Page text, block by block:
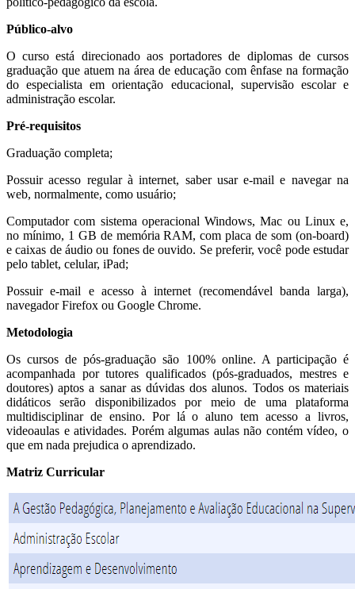
Público-alvo
O curso está direcionado aos portadores de diplomas de cursos
graduação que atuem na área de educação com ênfase na formação
do especialista em orientação educacional, supervisão escolar e
administração escolar.
Pré-requisitos
Graduação completa;
Possuir acesso regular à internet, saber usar e-mail e navegar na
web, normalmente, como usuário;
Computador com sistema operacional Windows, Mac ou Linux e,
no mínimo, 1 GB de memória RAM, com placa de som (on-board)
e caixas de áudio ou fones de ouvido. Se preferir, você pode estudar
pelo tablet, celular, iPad;
Possuir e-mail e acesso à internet (recomendável banda larga),
navegador Firefox ou Google Chrome.
Metodologia
Os cursos de pós-graduação são 100% online. A participação é
acompanhada por tutores qualificados (pós-graduados, mestres e
doutores) aptos a sanar as dúvidas dos alunos. Todos os materiais
didáticos serão disponibilizados por meio de uma plataforma
multidisciplinar de ensino. Por lá o aluno tem acesso a livros,
videoaulas e atividades. Porém algumas aulas não contém vídeo, o
que em nada prejudica o aprendizado.
Matriz Curricular